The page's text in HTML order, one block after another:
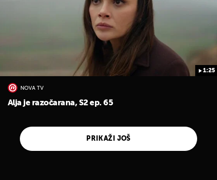
1:25
NOVA TV
Alja je razočarana, S2 ep. 65
PRIKAŽI JOŠ